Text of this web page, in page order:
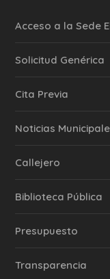
Acceso a la Sede
Solicitud Genérica
Cita Previa
‎Noticias
Callejero
Biblioteca Pública
Presupuesto
Transparencia